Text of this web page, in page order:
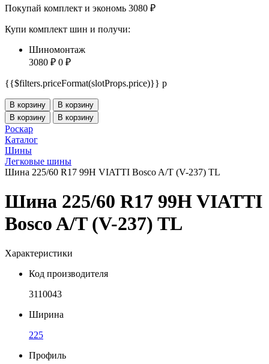
Покупай комплект и экономь 3080 ₽
Купи комплект шин и получи:
Шиномонтаж
3080 ₽ 0 ₽
{{$filters.priceFormat(slotProps.price)}} p
В корзину
В корзину
В корзину
В корзину
Роскар
Каталог
Шины
Легковые шины
Шина 225/60 R17 99H VIATTI Bosco A/T (V-237) TL
Шина 225/60 R17 99H VIATTI
Bosco A/T (V-237) TL
Характеристики
Код производителя
3110043
Ширина
225
Профиль